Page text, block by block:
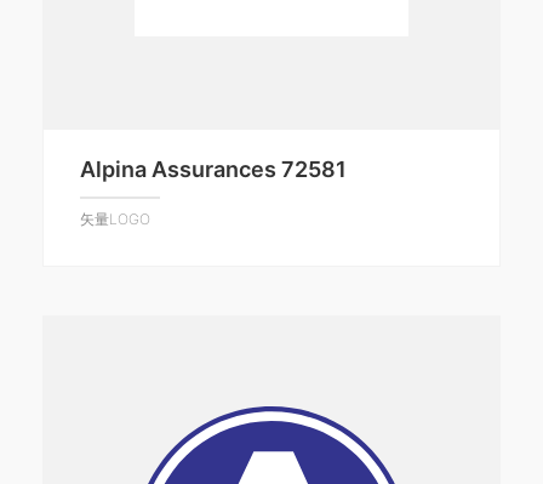
Alpina Assurances 72581
矢量LOGO